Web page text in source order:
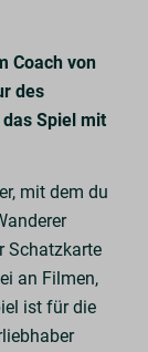
Coach von
des
Spiel mit
mit dem du
Schatzkarte
an Filmen,
ist für die